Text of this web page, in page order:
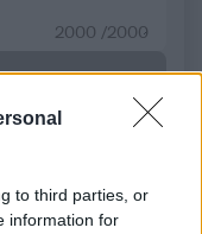
to third parties, or
information for
2000 /2000
ισχύουν